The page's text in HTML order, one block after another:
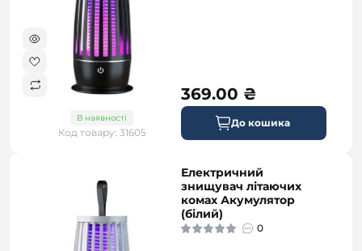
В наявності
Код товару: 31605
369.00 ₴
До кошика
Електричний
знищувач літаючих
комах Акумулятор
(білий)
0